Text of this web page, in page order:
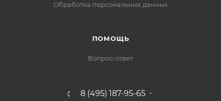
Обработка персональных данных
ПОМОЩЬ
Вопрос-ответ
8 (495) 187-95-65